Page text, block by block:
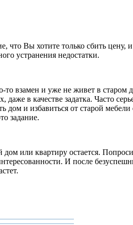
что Вы хотите только сбить цену,
устранения недостатки.
взамен и уже не живет в старом
в качестве задатка. Часто
и избавиться от старой
задание.
или квартиру остается.
И после